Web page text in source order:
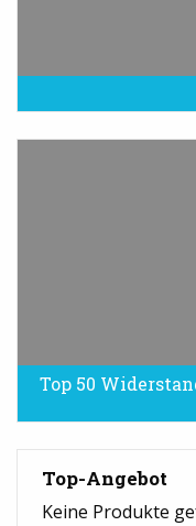
Top 50
Top-Angebot
Keine Produkte